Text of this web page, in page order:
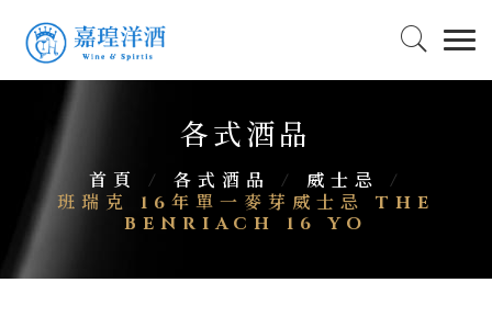
各式酒品
首頁 / 各式酒品 / 威士忌
/
班瑞克 16年單一麥芽威士忌 THE
BENRIACH 16 YO